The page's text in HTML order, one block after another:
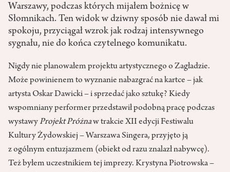
Warszawy, podczas których mijałem bożnicę w
Słomnikach. Ten widok w dziwny sposób nie dawał mi
spokoju, przyciągał wzrok jak rodzaj intensywnego
sygnału, nie do końca czytelnego komunikatu.
Nigdy nie planowałem projektu artystycznego o Zagładzie.
Może powinienem to wyznanie nabazgrać na kartce – jak
artysta Oskar Dawicki – i sprzedać jako sztukę? Kiedy
wspomniany performer przedstawił podobną pracę podczas
wystawyProjekt Próżnaw trakcie XII edycji Festiwalu
Kultury Żydowskiej – Warszawa Singera, przyjęto ją
z ogólnym entuzjazmem (obiekt od razu znalazł nabywcę).
Też byłem uczestnikiem tej imprezy. Krystyna Piotrowska –